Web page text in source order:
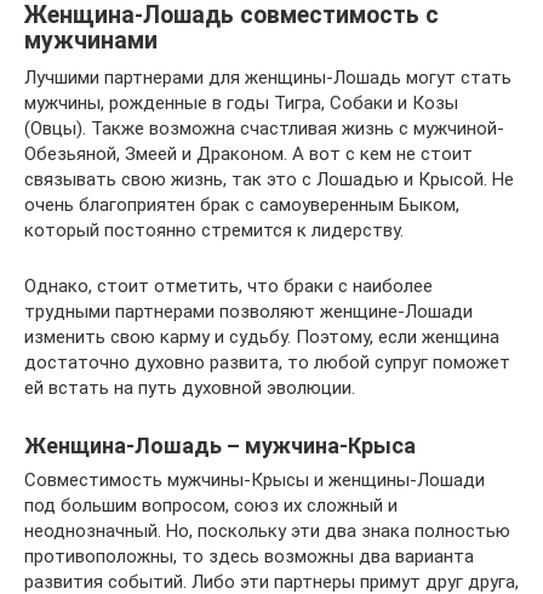
Женщина-Лошадь совместимость с
мужчинами
Лучшими партнерами для женщины-Лошадь могут стать
мужчины, рожденные в годы Тигра, Собаки и Козы
(Овцы). Также возможна счастливая жизнь с мужчиной-
Обезьяной, Змеей и Драконом. А вот с кем не стоит
связывать свою жизнь, так это с Лошадью и Крысой. Не
очень благоприятен брак с самоуверенным Быком,
который постоянно стремится к лидерству.
Однако, стоит отметить, что браки с наиболее
трудными партнерами позволяют женщине-Лошади
изменить свою карму и судьбу. Поэтому, если женщина
достаточно духовно развита, то любой супруг поможет
ей встать на путь духовной эволюции.
Женщина-Лошадь – мужчина-Крыса
Совместимость мужчины-Крысы и женщины-Лошади
под большим вопросом, союз их сложный и
неоднозначный. Но, поскольку эти два знака полностью
противоположны, то здесь возможны два варианта
развития событий. Либо эти партнеры примут друг друга,